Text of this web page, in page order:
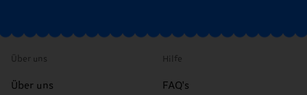
Über uns
Über uns
Hilfe
FAQ's